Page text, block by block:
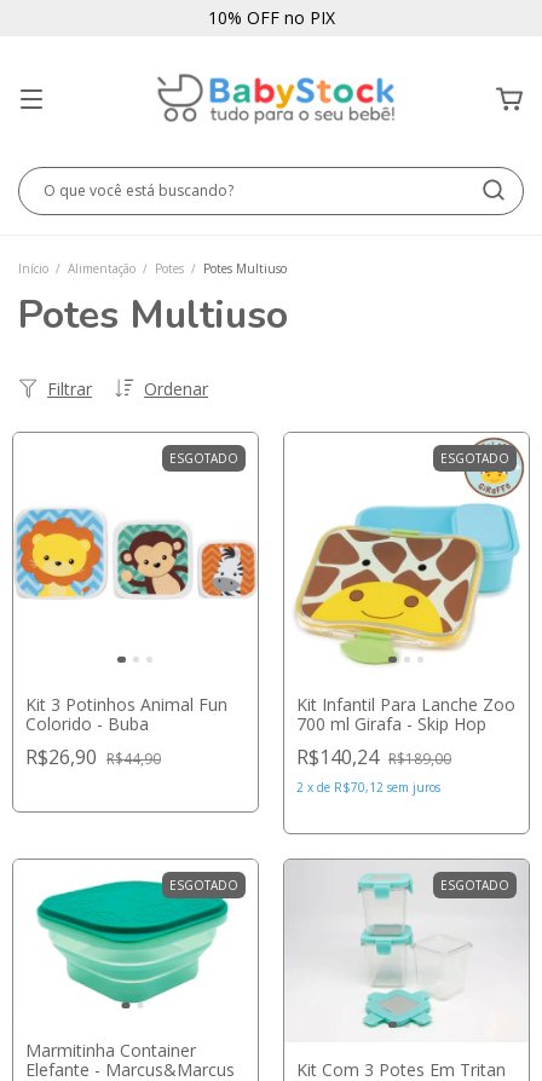
10% OFF no PIX
Início / Alimentação / Potes / Potes Multiuso
Potes Multiuso
Ordenar
Filtrar
ESGOTADO
Kit 3 Potinhos Animal Fun
Colorido - Buba
R$26,90 R$44,90
ESGOTADO
Kit Infantil Para Lanche Zoo
700 ml Girafa - Skip Hop
R$140,24 R$189,00
2 x de R$70,12 sem juros
ESGOTADO
Marmitinha Container
Elefante - Marcus&Marcus
ESGOTADO
Kit Com 3 Potes Em Tritan